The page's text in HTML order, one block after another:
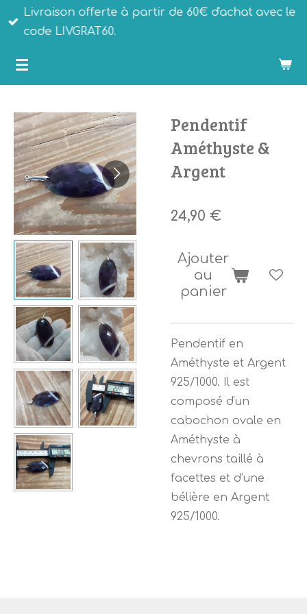
Passer
principal
Livraison offerte à partir de 60€ d'achat avec le
code LIVGRAT60.
Pendentif
Améthyste &
Argent
24,90 €
Ajouter
au
panier
Pendentif en
Améthyste et Argent
925/1000. Il est
composé d'un
cabochon ovale en
Améthyste à
chevrons taillé à
facettes et d’une
bélière en Argent
925/1000.